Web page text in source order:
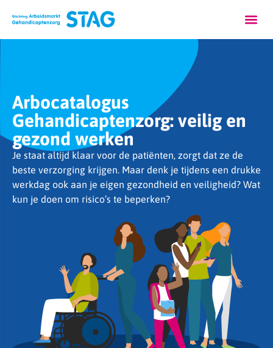
Arbocatalogus
Gehandicaptenzorg: veilig en
gezond werken
Je staat altijd klaar voor de patiënten, zorgt dat ze de
beste verzorging krijgen. Maar denk je tijdens een drukke
werkdag ook aan je eigen gezondheid en veiligheid? Wat
kun je doen om risico’s te beperken?